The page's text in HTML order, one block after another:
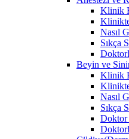
Klinik
Nasıl
Sıkça
Beyin ve
Klinik
Nasıl
Sıkça
Doktor